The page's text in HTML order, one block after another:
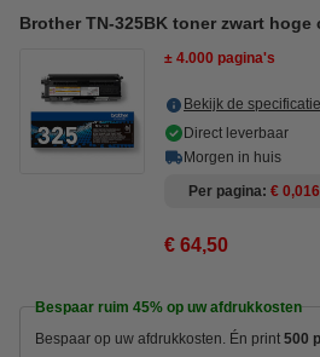
Brother TN-325BK toner zwart
± 4.000 pagina's
Bekijk de
Direct leverbaar
Morgen in huis
Per pagina € 0,016
€ 64,50
Bespaar ruim 45% op uw afdrukkosten
Bespaar op uw afdrukkosten. Én print 500